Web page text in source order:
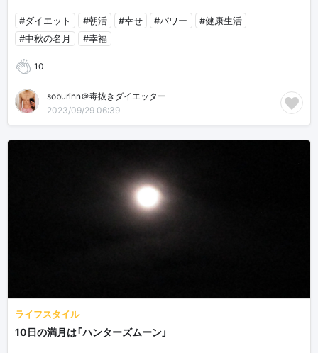
#ダイエット #朝活 #幸せ #パワー
#健康生活
#中秋の名月
#幸福
10
soburinn＠毒抜きダイエッター
2023/09/29 06:39
ライフスタイル
10日の満月は「ハンターズムーン」